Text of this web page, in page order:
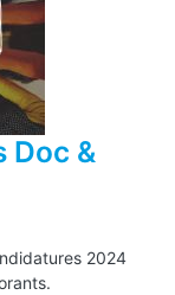
Doc &
2024